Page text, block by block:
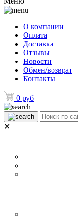
О компании
Оплата
Доставка
Отзывы
Новости
Обмен/возврат
Контакты
0 руб
✕